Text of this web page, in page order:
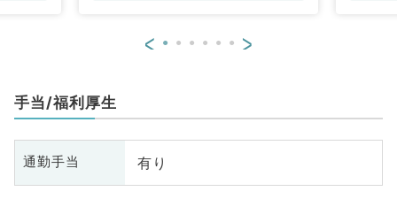
< >
手当/福利厚生
通勤手当 有り